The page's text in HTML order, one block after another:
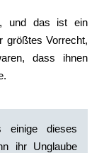
und das ist ein
größtes Vorrecht,
dass ihnen
einige dieses
ihr Unglaube